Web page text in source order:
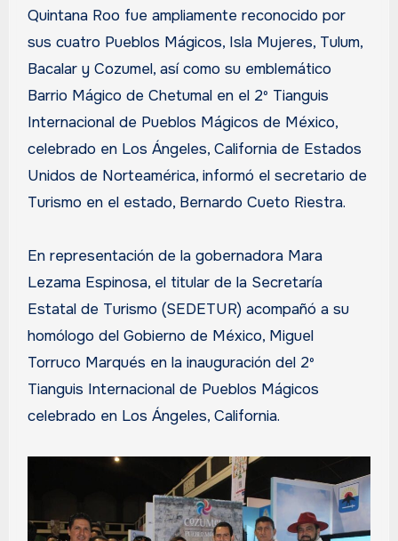
Quintana Roo fue ampliamente reconocido por
sus cuatro Pueblos Mágicos, Isla Mujeres, Tulum,
Bacalar y Cozumel, así como su emblemático
Barrio Mágico de Chetumal en el 2º Tianguis
Internacional de Pueblos Mágicos de México,
celebrado en Los Ángeles, California de Estados
Unidos de Norteamérica, informó el secretario de
Turismo en el estado, Bernardo Cueto Riestra.
En representación de la gobernadora Mara
Lezama Espinosa, el titular de la Secretaría
Estatal de Turismo (SEDETUR) acompañó a su
homólogo del Gobierno de México, Miguel
Torruco Marqués en la inauguración del 2º
Tianguis Internacional de Pueblos Mágicos
celebrado en Los Ángeles, California.